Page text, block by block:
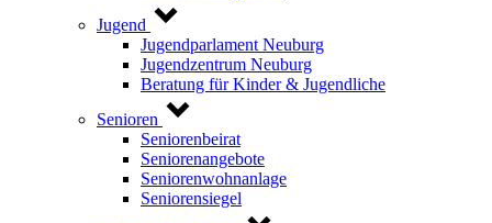
Jugend
Jugendparlament Neuburg
Jugendzentrum Neuburg
Beratung für Kinder & Jugendliche
Senioren
Seniorenbeirat
Seniorenangebote
Seniorenwohnanlage
Seniorensiegel